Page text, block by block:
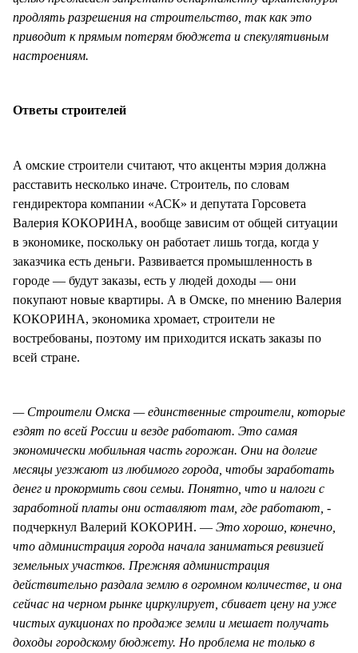
продлять разрешения на строительство, так как это
приводит к прямым потерям бюджета и спекулятивным
настроениям.
Ответы строителей
А омские строители считают, что акценты мэрия должна
расставить несколько иначе. Строитель, по словам
гендиректора компании «АСК» и депутата Горсовета
Валерия КОКОРИНА, вообще зависим от общей ситуации
в экономике, поскольку он работает лишь тогда, когда у
заказчика есть деньги. Развивается промышленность в
городе — будут заказы, есть у людей доходы — они
покупают новые квартиры. А в Омске, по мнению Валерия
КОКОРИНА, экономика хромает, строители не
востребованы, поэтому им приходится искать заказы по
всей стране.
— Строители Омска — единственные строители, которые
ездят по всей России и везде работают. Это самая
экономически мобильная часть горожан. Они на долгие
месяцы уезжают из любимого города, чтобы заработать
денег и прокормить свои семьи. Понятно, что и налоги с
заработной платы они оставляют там, где работают, -
подчеркнул Валерий КОКОРИН. — Это хорошо, конечно,
что администрация города начала заниматься ревизией
земельных участков. Прежняя администрация
действительно раздала землю в огромном количестве, и она
сейчас на черном рынке циркулирует, сбивает цену на уже
чистых аукционах по продаже земли и мешает получать
доходы городскому бюджету. Но проблема не только в